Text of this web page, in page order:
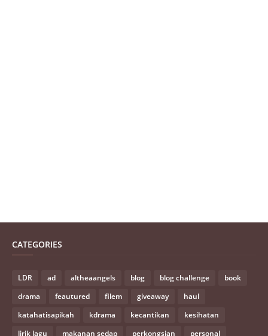
CATEGORIES
LDR ad altheaangels blog blog challenge
book
drama
feautured filem giveaway
haul
katahatisapikah
kdrama kecantikan
kesihatan
lirik lagu
makanan sedap perkongsian
personal